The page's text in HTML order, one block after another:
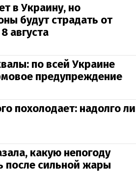
в Украину, но
будут страдать от
августа
по всей Украине
предупреждение
похолодает: надолго ли
какую непогоду
после сильной жары